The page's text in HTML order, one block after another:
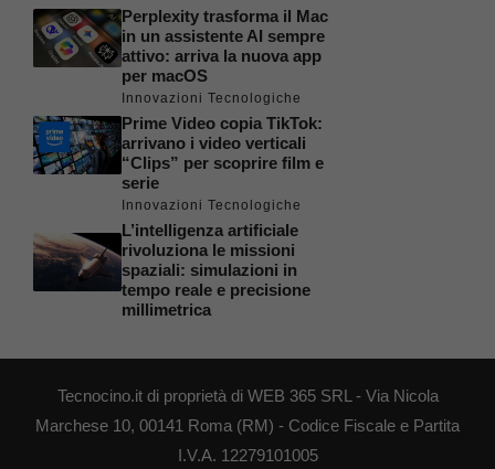
Perplexity trasforma il Mac
in un assistente AI sempre
attivo: arriva la nuova app
per macOS
Innovazioni Tecnologiche
Prime Video copia TikTok:
arrivano i video verticali
“Clips” per scoprire film e
serie
Innovazioni Tecnologiche
L’intelligenza artificiale
rivoluziona le missioni
spaziali: simulazioni in
tempo reale e precisione
millimetrica
Tecnocino.it di proprietà di WEB 365 SRL - Via Nicola
Marchese 10, 00141 Roma (RM) - Codice Fiscale e Partita
I.V.A. 12279101005